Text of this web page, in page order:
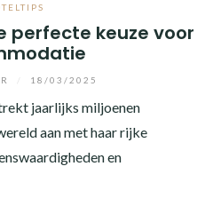
perfecte keuze voor
18/03/2025
jaarlijks miljoenen
aan met haar rijke
en